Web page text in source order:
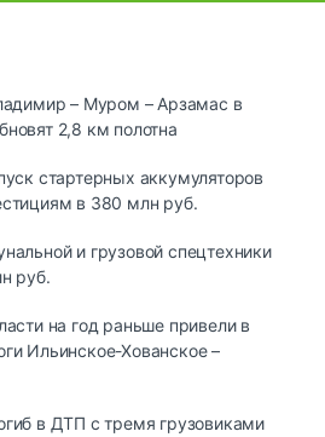
– Муром – Арзамас в
2,8 км полотна
стартерных аккумуляторов
в 380 млн руб.
и грузовой спецтехники
руб.
на год раньше привели в
Ильинское-Хованское –
в ДТП с тремя грузовиками